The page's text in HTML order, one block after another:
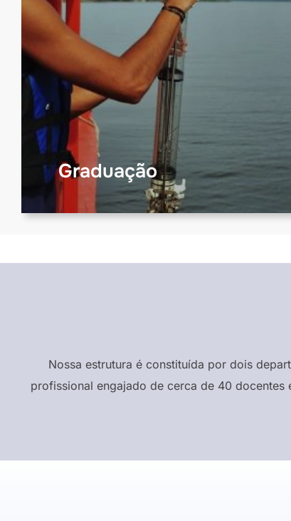
Graduação
Nossa estrutura é constituída por dois
profissional engajado de cerca de 40